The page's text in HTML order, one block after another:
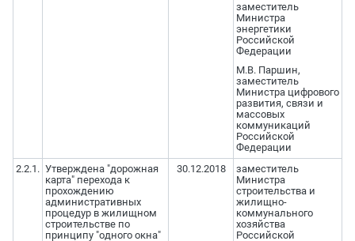
заместитель
Министра
энергетики
Российской
Федерации
М.В. Паршин,
заместитель
Министра цифрового
развития, связи и
массовых
коммуникаций
Российской
Федерации
2.2.1. Утверждена "дорожная
карта" перехода к
прохождению
административных
процедур в жилищном
строительстве по
принципу "одного окна"
30.12.2018
заместитель
Министра
строительства и
жилищно-
коммунального
хозяйства
Российской